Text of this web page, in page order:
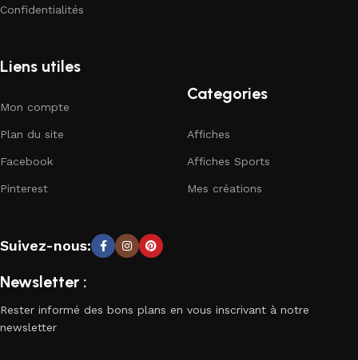
Confidentialités
Liens utiles
Mon compte
Plan du site
Facebook
Pinterest
Categories
Affiches
Affiches Sports
Mes créations
Suivez-nous:
Newsletter :
Rester informé des bons plans en vous inscrivant à notre
newsletter